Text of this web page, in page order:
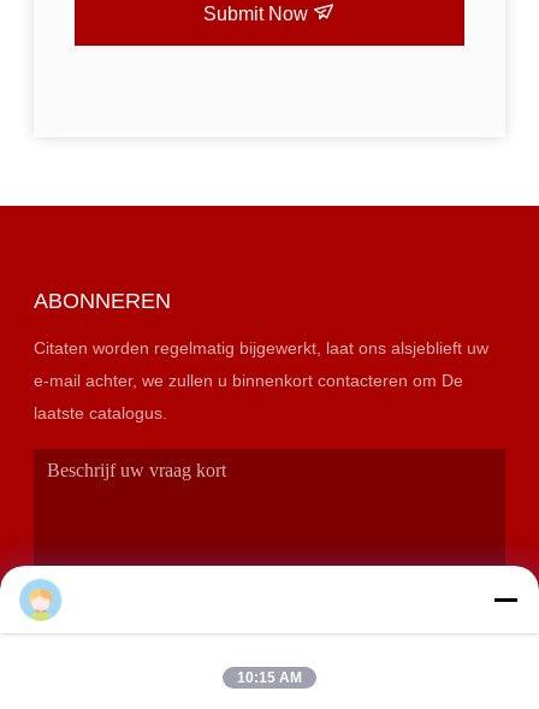
Submit Now
ABONNEREN
Citaten worden regelmatig bijgewerkt, laat ons alsjeblieft uw
e-mail achter, we zullen u binnenkort contacteren om De
laatste catalogus.
10:15 AM